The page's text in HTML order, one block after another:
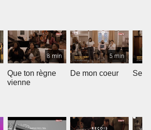
8 min
Que ton règne
vienne
5 min
De mon coeur